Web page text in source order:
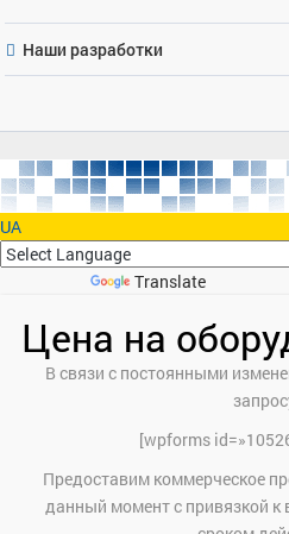
Наши разработки
UA
Translate
Цена на
В связи с постоянными
[wpforms
Предоставим коммерческое
данный момент с привязкой